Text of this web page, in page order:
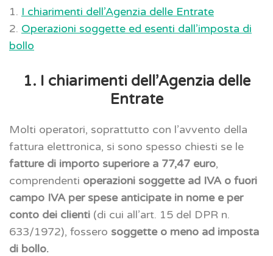
1. I chiarimenti dell’Agenzia delle Entrate
2. Operazioni soggette ed esenti dall’imposta di
bollo
1. I chiarimenti dell’Agenzia delle
Entrate
Molti operatori, soprattutto con l’avvento della
fattura elettronica, si sono spesso chiesti se le
fatture di importo superiore a 77,47 euro,
comprendenti operazioni soggette ad IVA o fuori
campo IVA per spese anticipate in nome e per
conto dei clienti (di cui all’art. 15 del DPR n.
633/1972), fossero soggette o meno ad imposta
di bollo.